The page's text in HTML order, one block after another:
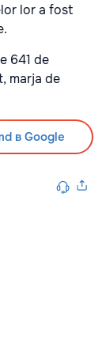
lor a fost
641 de
marja de
в Google